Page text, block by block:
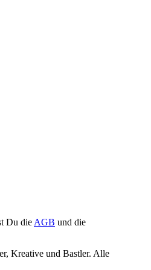
Du die AGB und die
Kreative und Bastler. Alle